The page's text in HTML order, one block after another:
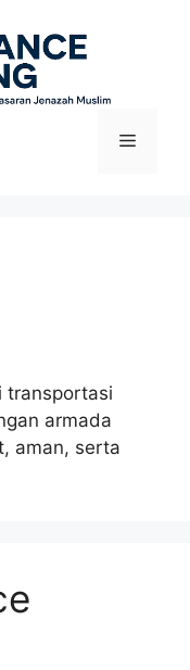
Menu
transportasi
armada
aman, serta